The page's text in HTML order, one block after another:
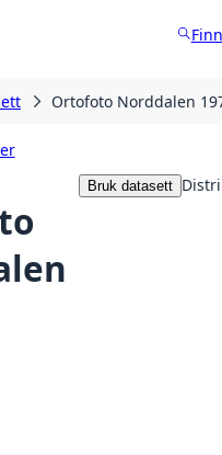
Ortofoto Norddalen
Bruk datasett